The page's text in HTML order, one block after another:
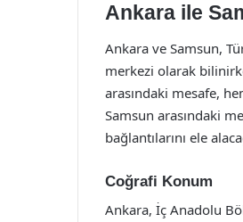
Ankara ile
Ankara ve Samsun,
merkezi olarak
arasındaki mesafe,
Samsun arasındaki
bağlantılarını ele
Coğrafi Konum
Ankara, İç Anadolu